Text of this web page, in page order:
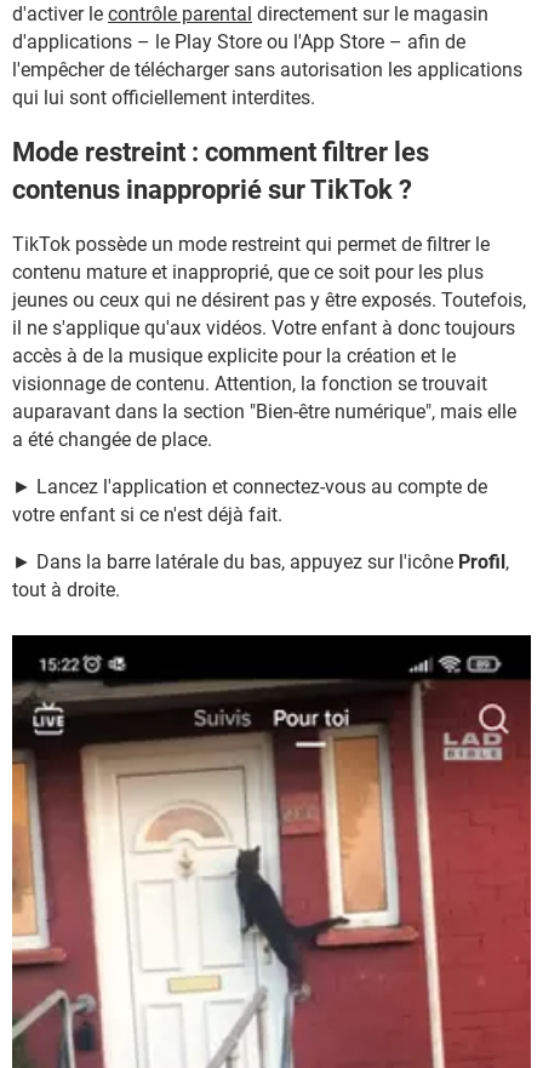
d'activer le contrôle parental directement sur le magasin
d'applications – le Play Store ou l'App Store – afin de
l'empêcher de télécharger sans autorisation les applications
qui lui sont officiellement interdites.
Mode restreint : comment filtrer les
contenus inapproprié sur TikTok ?
TikTok possède un mode restreint qui permet de filtrer le
contenu mature et inapproprié, que ce soit pour les plus
jeunes ou ceux qui ne désirent pas y être exposés. Toutefois,
il ne s'applique qu'aux vidéos. Votre enfant à donc toujours
accès à de la musique explicite pour la création et le
visionnage de contenu. Attention, la fonction se trouvait
auparavant dans la section "Bien-être numérique", mais elle
a été changée de place.
► Lancez l'application et connectez-vous au compte de
votre enfant si ce n'est déjà fait.
► Dans la barre latérale du bas, appuyez sur l'icône Profil,
tout à droite.